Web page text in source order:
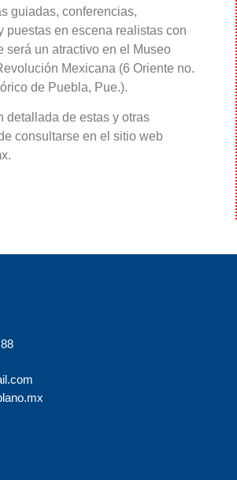
guiadas, conferencias,
puestas en escena realistas con
será un atractivo en el Museo
Mexicana (6 Oriente no.
de Puebla, Pue.).
detallada de estas y otras
consultarse en el sitio web